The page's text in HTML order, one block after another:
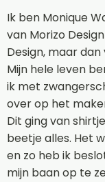
Ik ben Monique
van Morizo
Design, maar
Mijn hele leven
ik met
over op het
Dit ging van
beetje alles. Het
en zo heb ik
mijn baan op te